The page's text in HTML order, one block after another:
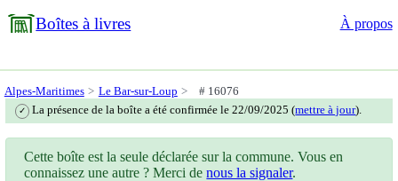
Boîtes à livres À propos
Alpes-Maritimes Le Bar-sur-Loup # 16076
✓ La présence de la boîte a été confirmée le 22/09/2025 (mettre à jour).
Cette boîte est la seule déclarée sur la commune. Vous en
connaissez une autre ? Merci denous la signaler.